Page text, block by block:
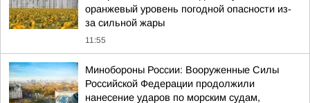
оранжевый уровень погодной опасности из-
за сильной жары
11:55
Минобороны России: Вооруженные Силы
Российской Федерации продолжили
нанесение ударов по морским судам,